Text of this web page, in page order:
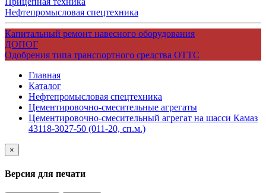
Нефтепромысловая спецтехника
Капитальный ремонт навесного оборудования
ДОПОГ
Одобрения типа транспортного средства ОТТС
Главная
Каталог
Нефтепромысловая спецтехника
Цементировочно-смесительные агрегаты
Цементировочно-смесительный агрегат на шасси Камаз
43118-3027-50 (011-20, сп.м.)
×
Версия для печати